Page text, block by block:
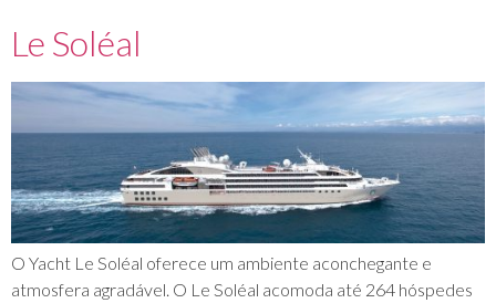
Le Soléal
O Yacht Le Soléal oferece um ambiente aconchegante e
atmosfera agradável. O Le Soléal acomoda até 264 hóspedes